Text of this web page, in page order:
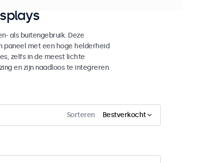
als buitengebruik. Deze
paneel met een hoge helderheid
zelfs in de meest lichte
en zijn naadloos te integreren
Sorteren Bestverkocht